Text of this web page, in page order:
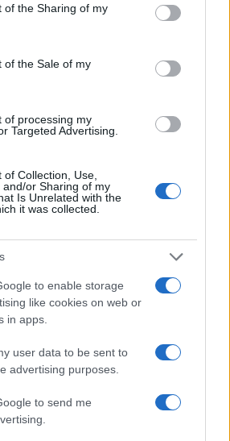
or usage behaviour. You may click to
to Google and its third-party tags to
specified purposes in below Google
of the Sharing of my
of the Sale of my
of processing my
Targeted Advertising.
Collection, Use,
and/or Sharing of my
Is Unrelated with the
it was collected.
to enable storage
like cookies on web or
in apps.
user data to be sent to
advertising purposes.
to send me
επιδερμίδα μέχρι την
,Μαλλια
η αλογοουρά σου θα
,Μαλλια
η αλογοουρά σου θα
,Μαλλια
μαλλιά μέσα από το jacket!